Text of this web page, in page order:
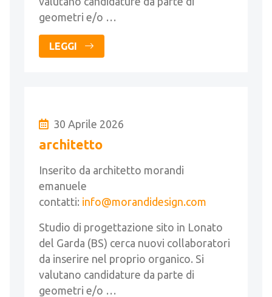
geometri e/o …
LEGGI
30 Aprile 2026
architetto
Inserito da architetto morandi
emanuele
contatti: info@morandidesign.com
Studio di progettazione sito in Lonato
del Garda (BS) cerca nuovi collaboratori
da inserire nel proprio organico. Si
valutano candidature da parte di
geometri e/o …